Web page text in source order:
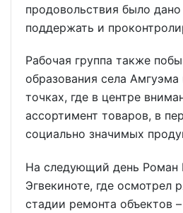
продовольствия было
поддержать и
Рабочая группа также
образования села Амгуэма
точках, где в центре
ассортимент товаров, в
социально значимых
На следующий день Роман
Эгвекиноте, где осмотрел
стадии ремонта объектов